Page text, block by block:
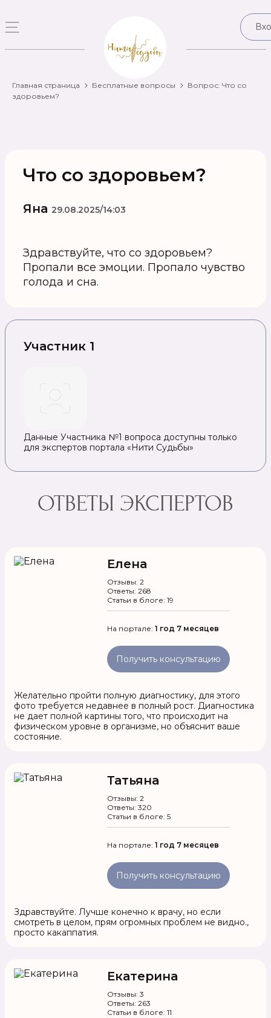
Главная страница Бесплатные вопросы
Вопрос: Что со
здоровьем?
Что со здоровьем?
Яна 29.08.2025/14:03
Здравствуйте, что со здоровьем?
Пропали все эмоции. Пропало чувство
голода и сна.
Участник 1
Данные Участника №1 вопроса доступны только
для экспертов портала «Нити Судьбы»
ОТВЕТЫ ЭКСПЕРТОВ
Елена
Отзывы: 2
Ответы: 268
Статьи в блоге: 19
На портале: 1 год 7 месяцев
Получить консультацию
Желательно пройти полную диагностику, для этого
фото требуется недавнее в полный рост. Диагностика
не дает полной картины того, что происходит на
физическом уровне в организме, но объяснит ваше
состояние.
Татьяна
Отзывы: 2
Ответы: 320
Статьи в блоге: 5
На портале: 1 год 7 месяцев
Получить консультацию
Здравствуйте. Лучше конечно к врачу, но если
смотреть в целом, прям огромных проблем не видно.,
просто какаппатия.
Екатерина
Отзывы: 3
Ответы: 263
Статьи в блоге: 11